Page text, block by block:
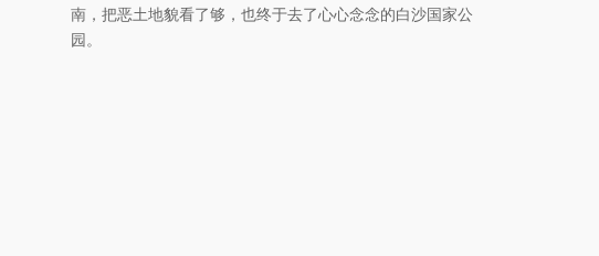
南，把恶土地貌看了够，也终于去了心心念念的白沙国家公
园。